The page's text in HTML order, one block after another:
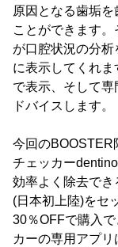
原因となる歯垢
ことができます
が口腔状況の分
に表示してくれ
で表示、そして
ドバイスします。
今回のBOOSTER
チェッカー
効率よく除去でき
(日本初上陸)をセ
30％OFFで購入
カーの専用アプ